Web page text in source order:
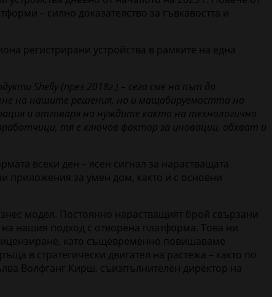
– силно доказателство за гъвкавостта и
регистрирани устройства в рамките на една
Shelly (през 2018г.) – сега сме на път да
на нашите решения, но и мащабируемостта на
и отговаря на нуждите както на технологично
тя е ключов фактор за иновации, обхват и
всеки ден – ясен сигнал за нарастващата
приложения за умен дом, както и с основни
модел. Постоянно нарастващият брой свързани
на нашия подход с отворена платформа. Това ни
като същевременно повишаваме
в стратегически двигател на растежа – както по
Волфганг Кирш, съизпълнителен директор на